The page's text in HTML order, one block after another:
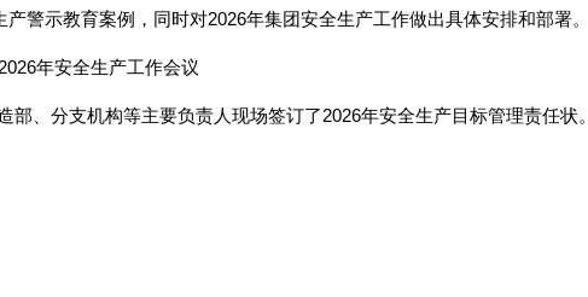
警示教育案例，同时对2026年集团安全生产工作做出具体安排和部署。
部、分支机构等主要负责人现场签订了2026年安全生产目标管理责任状。